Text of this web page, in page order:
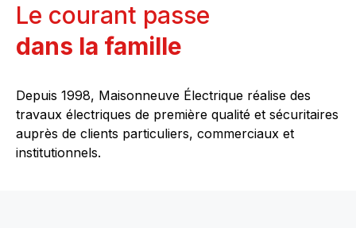
Le courant passe
dans la famille
Depuis 1998, Maisonneuve Électrique réalise des
travaux électriques de première qualité et sécuritaires
auprès de clients particuliers, commerciaux et
institutionnels.